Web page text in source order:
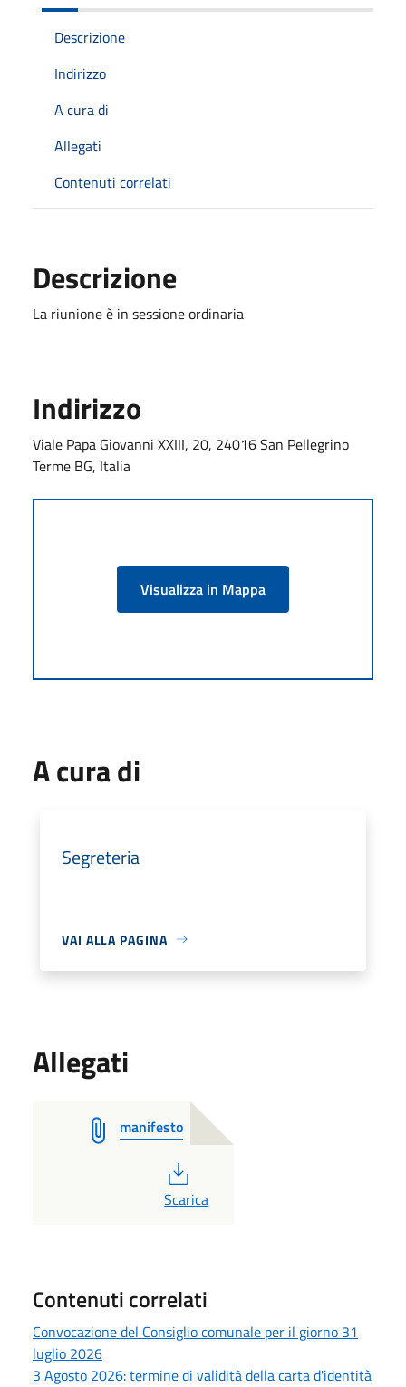
Descrizione
Indirizzo
A cura di
Allegati
Contenuti correlati
Descrizione
La riunione è in sessione ordinaria
Indirizzo
Viale Papa Giovanni XXIII, 20, 24016 San Pellegrino
Terme BG, Italia
Visualizza in Mappa
A cura di
Segreteria
VAI ALLA PAGINA
Allegati
manifesto
PDF
Scarica
Contenuti correlati
Convocazione del Consiglio comunale per il giorno 31
luglio 2026
3 Agosto 2026: termine di validità della carta d'identità